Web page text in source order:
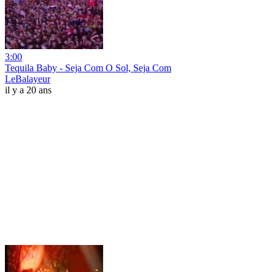
3:00
Tequila Baby - Seja Com O Sol, Seja Com
LeBalayeur
il y a 20 ans